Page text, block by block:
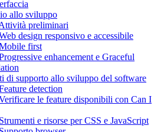
allo sviluppo
preliminari
design responsivo e accessibile
first
enhancement e Graceful
di supporto allo sviluppo del software
detection
le feature disponibili con Can I
e risorse per CSS e JavaScript